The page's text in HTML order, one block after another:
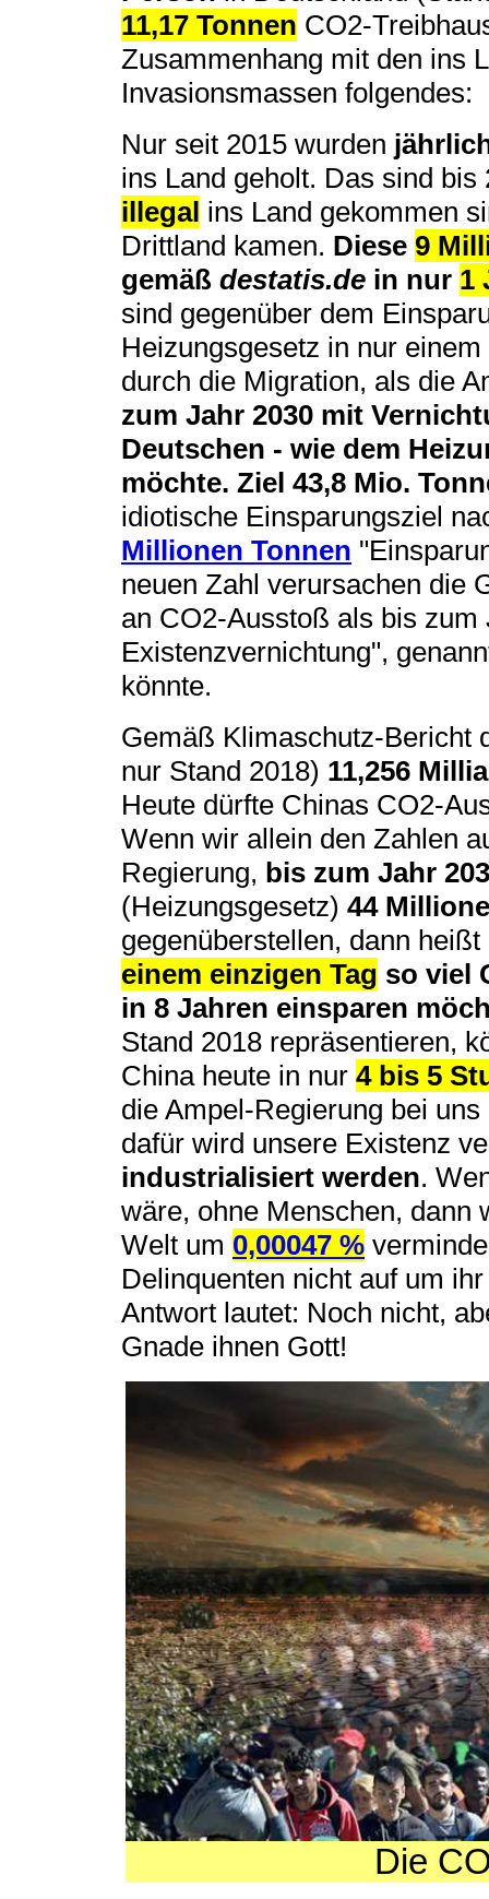
11,17 Tonnen CO2-
Zusammenhang mit den ins
Invasionsmassen folgendes:
Nur seit 2015 wurden
ins Land geholt. Das sind
illegal ins Land gekommen
Drittland kamen. Diese 9
gemäß destatis.de in nur 1
sind gegenüber dem
Heizungsgesetz in nur
durch die Migration, als die
zum Jahr 2030 mit
Deutschen - wie dem
möchte. Ziel 43,8 Mio.
idiotische Einsparungsziel
Millionen Tonnen
neuen Zahl verursachen die
an CO2-Ausstoß als bis
Existenzvernichtung",
könnte.
Gemäß Klimaschutz-Bericht
nur Stand 2018) 11,256
Heute dürfte Chinas CO2-
Wenn wir allein den Zahlen
Regierung, bis zum Jahr
(Heizungsgesetz) 44
gegenüberstellen, dann
einem einzigen Tag so viel
in 8 Jahren einsparen
Stand 2018 repräsentieren,
China heute in nur 4 bis 5
die Ampel-Regierung bei
dafür wird unsere Existenz
industrialisiert werden.
wäre, ohne Menschen, dann
Welt um 0,00047 %
Delinquenten nicht auf um
Antwort lautet: Noch nicht,
Gnade ihnen Gott!
Die